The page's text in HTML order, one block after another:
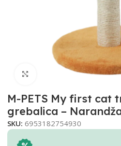
Click to enlarge
M-PETS My first cat
grebalica –
SKU: 6953182754930